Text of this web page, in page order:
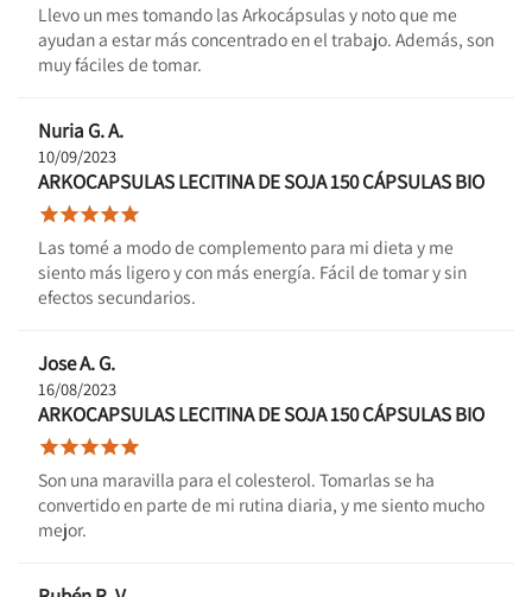
Llevo un mes tomando las Arkocápsulas y noto que me
ayudan a estar más concentrado en el trabajo. Además, son
muy fáciles de tomar.
Nuria G. A.
10/09/2023
ARKOCAPSULAS LECITINA DE SOJA 150 CÁPSULAS BIO

Las tomé a modo de complemento para mi dieta y me
siento más ligero y con más energía. Fácil de tomar y sin
efectos secundarios.
Jose A. G.
16/08/2023
ARKOCAPSULAS LECITINA DE SOJA 150 CÁPSULAS BIO

Son una maravilla para el colesterol. Tomarlas se ha
convertido en parte de mi rutina diaria, y me siento mucho
mejor.